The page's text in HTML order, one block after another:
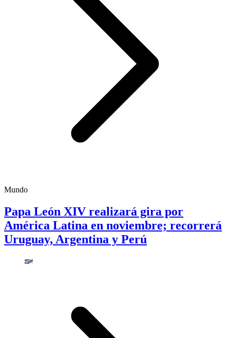
Mundo
Papa León XIV realizará gira por
América Latina en noviembre; recorrerá
Uruguay, Argentina y Perú